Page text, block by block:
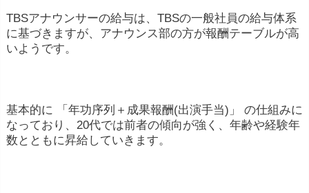
TBSアナウンサーの給与は、TBSの一般社員の給与体系
に基づきますが、アナウンス部の方が報酬テーブルが高
いようです。
基本的に 「年功序列＋成果報酬(出演手当)」 の仕組みに
なっており、20代では前者の傾向が強く、年齢や経験年
数とともに昇給していきます。